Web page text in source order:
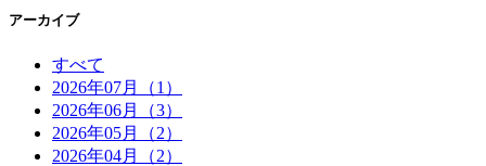
アーカイブ
すべて
2026年07月（1）
2026年06月（3）
2026年05月（2）
2026年04月（2）